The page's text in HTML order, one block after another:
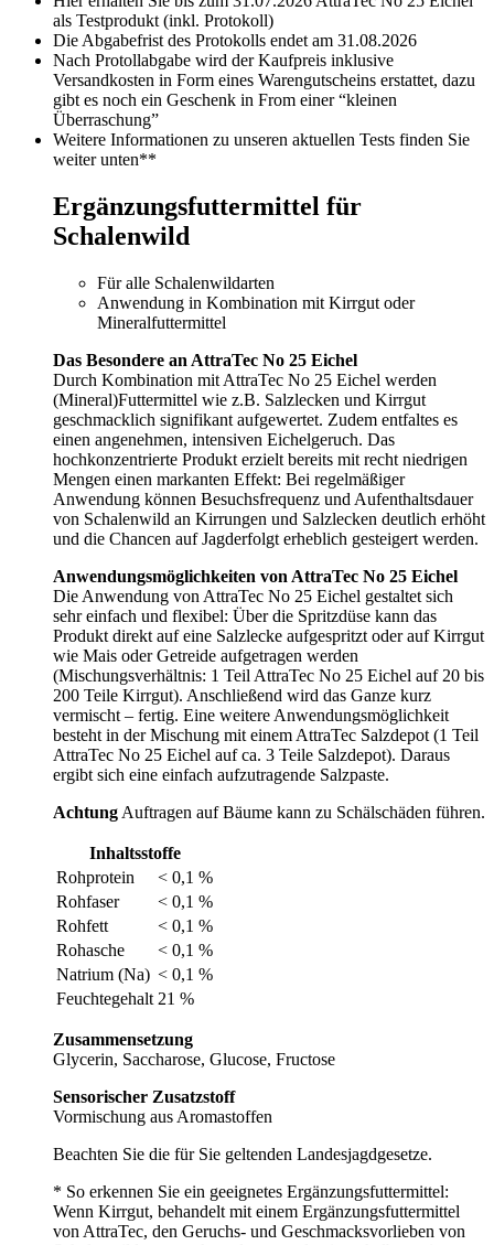
als Testprodukt (inkl. Protokoll)
Die Abgabefrist des Protokolls endet am 31.08.2026
Nach Protollabgabe wird der Kaufpreis inklusive
Versandkosten in Form eines Warengutscheins erstattet, dazu
gibt es noch ein Geschenk in From einer “kleinen
Überraschung”
Weitere Informationen zu unseren aktuellen Tests finden Sie
weiter unten**
Ergänzungsfuttermittel für
Schalenwild
Für alle Schalenwildarten
Anwendung in Kombination mit Kirrgut oder
Mineralfuttermittel
Das Besondere an AttraTec No 25 Eichel
Durch Kombination mit AttraTec No 25 Eichel werden
(Mineral)Futtermittel wie z.B. Salzlecken und Kirrgut
geschmacklich signifikant aufgewertet. Zudem entfaltes es
einen angenehmen, intensiven Eichelgeruch. Das
hochkonzentrierte Produkt erzielt bereits mit recht niedrigen
Mengen einen markanten Effekt: Bei regelmäßiger
Anwendung können Besuchsfrequenz und Aufenthaltsdauer
von Schalenwild an Kirrungen und Salzlecken deutlich erhöht
und die Chancen auf Jagderfolgt erheblich gesteigert werden.
Anwendungsmöglichkeiten von AttraTec No 25 Eichel
Die Anwendung von AttraTec No 25 Eichel gestaltet sich
sehr einfach und flexibel: Über die Spritzdüse kann das
Produkt direkt auf eine Salzlecke aufgespritzt oder auf Kirrgut
wie Mais oder Getreide aufgetragen werden
(Mischungsverhältnis: 1 Teil AttraTec No 25 Eichel auf 20 bis
200 Teile Kirrgut). Anschließend wird das Ganze kurz
vermischt – fertig. Eine weitere Anwendungsmöglichkeit
besteht in der Mischung mit einem AttraTec Salzdepot (1 Teil
AttraTec No 25 Eichel auf ca. 3 Teile Salzdepot). Daraus
ergibt sich eine einfach aufzutragende Salzpaste.
Achtung Auftragen auf Bäume kann zu Schälschäden führen.
Inhaltsstoffe
Rohprotein
< 0,1 %
Rohfaser
< 0,1 %
Rohfett
< 0,1 %
Rohasche
< 0,1 %
Natrium (Na) < 0,1 %
Feuchtegehalt 21 %
Zusammensetzung
Glycerin, Saccharose, Glucose, Fructose
Sensorischer Zusatzstoff
Vormischung aus Aromastoffen
Beachten Sie die für Sie geltenden Landesjagdgesetze.
* So erkennen Sie ein geeignetes Ergänzungsfuttermittel:
Wenn Kirrgut, behandelt mit einem Ergänzungsfuttermittel
von AttraTec, den Geruchs- und Geschmacksvorlieben von